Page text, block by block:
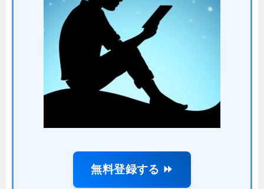
無料登録する ⏩